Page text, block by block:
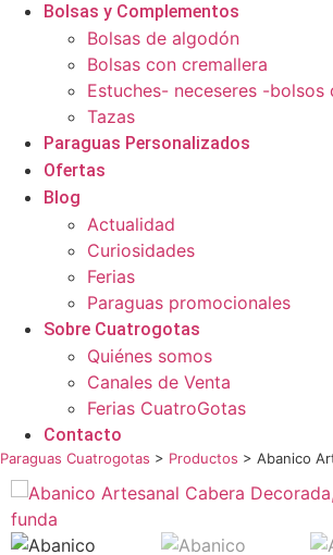
Bolsas y Complementos
Bolsas de algodón
Bolsas con cremallera
Estuches- neceseres -bolsos
Tazas
Paraguas Personalizados
Ofertas
Blog
Actualidad
Curiosidades
Ferias
Paraguas promocionales
Sobre Cuatrogotas
Quiénes somos
Canales de Venta
Ferias CuatroGotas
Contacto
Paraguas Cuatrogotas > Productos > Abanico